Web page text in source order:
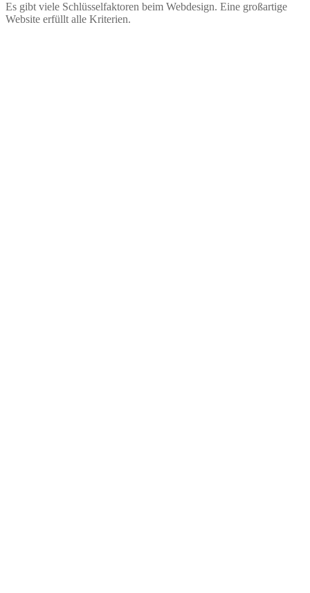
Es gibt viele Schlüsselfaktoren beim Webdesign. Eine großartige
Website erfüllt alle Kriterien.